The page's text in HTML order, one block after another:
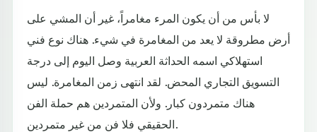
لا بأس من أن يكون المرء مغامراً، غير أن المشي على
أرض مطروقة لا يعد من المغامرة في شيء. هناك نوع فني
استهلاكي اسمه الحداثة العربية وصل اليوم إلى درجة
التسويق التجاري المحض. لقد انتهى زمن المغامرة. ليس
هناك متمردون كبار. ولأن المتمردين هم حملة الفن
الحقيقي فلا فن من غير متمردين.